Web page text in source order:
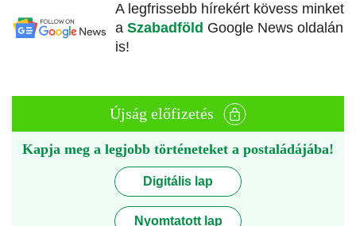
A legfrissebb hírekért kövess minket
a Szabadföld Google News oldalán
is!
Újság előfizetés
Kapja meg a legjobb történeteket a postaládájába!
Digitális lap
Nyomtatott lap